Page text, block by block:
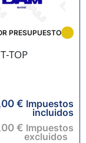
TOP
PRESUPUESTO
€ Impuestos
incluidos
€ Impuestos
excluidos